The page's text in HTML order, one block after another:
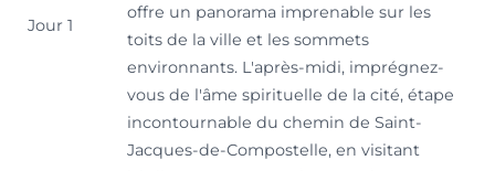
Jour 1
offre un panorama imprenable sur les
toits de la ville et les sommets
environnants. L'après-midi, imprégnez-
vous de l'âme spirituelle de la cité, étape
incontournable du chemin de Saint-
Jacques-de-Compostelle, en visitant